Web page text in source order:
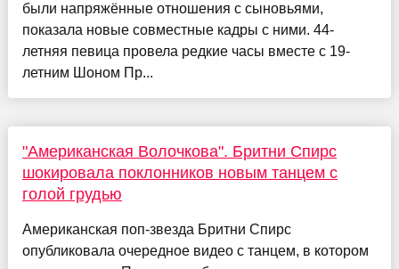
были напряжённые отношения с сыновьями,
показала новые совместные кадры с ними. 44-
летняя певица провела редкие часы вместе с 19-
летним Шоном Пр...
"Американская Волочкова". Бритни Спирс
шокировала поклонников новым танцем с
голой грудью
Американская поп-звезда Бритни Спирс
опубликовала очередное видео с танцем, в котором